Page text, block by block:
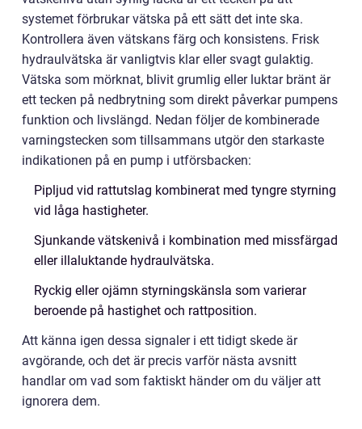
systemet förbrukar vätska på ett sätt det inte ska.
Kontrollera även vätskans färg och konsistens. Frisk
hydraulvätska är vanligtvis klar eller svagt gulaktig.
Vätska som mörknat, blivit grumlig eller luktar bränt är
ett tecken på nedbrytning som direkt påverkar pumpens
funktion och livslängd. Nedan följer de kombinerade
varningstecken som tillsammans utgör den starkaste
indikationen på en pump i utförsbacken:
Pipljud vid rattutslag kombinerat med tyngre styrning
vid låga hastigheter.
Sjunkande vätskenivå i kombination med missfärgad
eller illaluktande hydraulvätska.
Ryckig eller ojämn styrningskänsla som varierar
beroende på hastighet och rattposition.
Att känna igen dessa signaler i ett tidigt skede är
avgörande, och det är precis varför nästa avsnitt
handlar om vad som faktiskt händer om du väljer att
ignorera dem.